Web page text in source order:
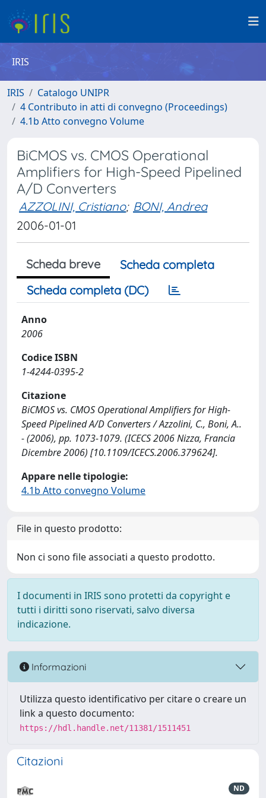
IRIS
IRIS
Catalogo UNIPR
4 Contributo in atti di convegno (Proceedings)
4.1b Atto convegno Volume
BiCMOS vs. CMOS Operational
Amplifiers for High-Speed Pipelined
A/D Converters
AZZOLINI, Cristiano; BONI, Andrea
2006-01-01
Scheda breve
Scheda completa
Scheda completa (DC)
Anno
2006
Codice ISBN
1-4244-0395-2
Citazione
BiCMOS vs. CMOS Operational Amplifiers for High-
Speed Pipelined A/D Converters / Azzolini, C., Boni, A..
- (2006), pp. 1073-1079. (ICECS 2006 Nizza, Francia
Dicembre 2006) [10.1109/ICECS.2006.379624].
Appare nelle tipologie:
4.1b Atto convegno Volume
File in questo prodotto:
Non ci sono file associati a questo prodotto.
I documenti in IRIS sono protetti da copyright e
tutti i diritti sono riservati, salvo diversa
indicazione.
Informazioni
Utilizza questo identificativo per citare o creare un
link a questo documento:
https://hdl.handle.net/11381/1511451
Citazioni
ND